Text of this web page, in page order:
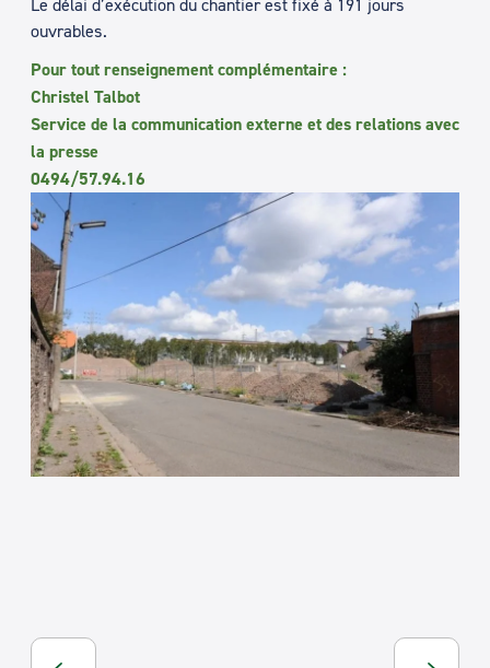
Le délai d’exécution du chantier est fixé à 191 jours
ouvrables.
Pour tout renseignement complémentaire :
Christel Talbot
Service de la communication externe et des relations avec
la presse
0494/57.94.16